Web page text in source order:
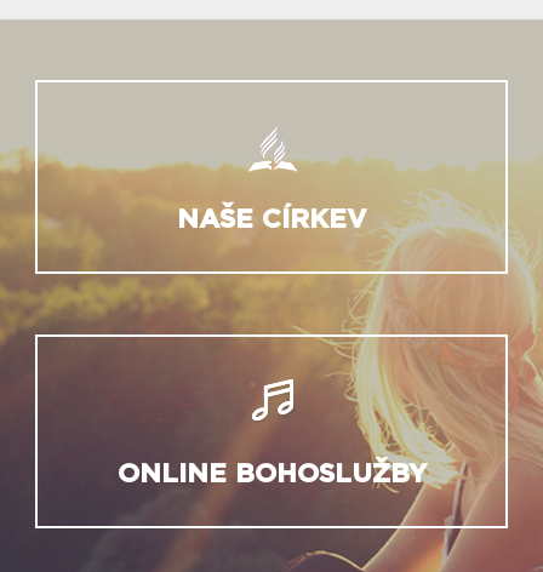
NAŠE CÍRKEV
ONLINE BOHOSLUŽBY